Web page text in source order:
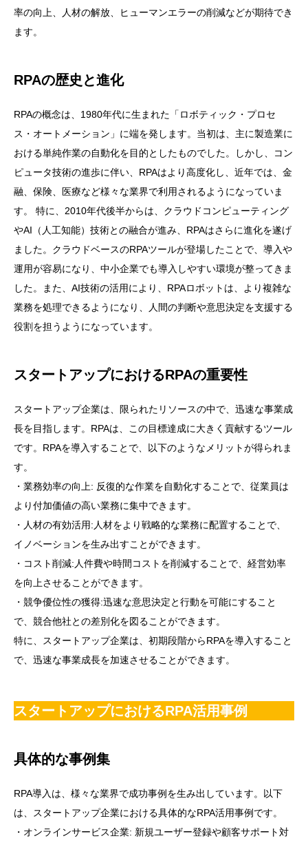
率の向上、人材の解放、ヒューマンエラーの削減などが期待でき
ます。
RPAの歴史と進化
RPAの概念は、1980年代に生まれた「ロボティック・プロセ
ス・オートメーション」に端を発します。当初は、主に製造業に
おける単純作業の自動化を目的としたものでした。しかし、コン
ピュータ技術の進歩に伴い、RPAはより高度化し、近年では、金
融、保険、医療など様々な業界で利用されるようになっていま
す。 特に、2010年代後半からは、クラウドコンピューティング
やAI（人工知能）技術との融合が進み、RPAはさらに進化を遂げ
ました。クラウドベースのRPAツールが登場したことで、導入や
運用が容易になり、中小企業でも導入しやすい環境が整ってきま
した。また、AI技術の活用により、RPAロボットは、より複雑な
業務を処理できるようになり、人間の判断や意思決定を支援する
役割を担うようになっています。
スタートアップにおけるRPAの重要性
スタートアップ企業は、限られたリソースの中で、迅速な事業成
長を目指します。RPAは、この目標達成に大きく貢献するツール
です。RPAを導入することで、以下のようなメリットが得られま
す。
・業務効率の向上: 反復的な作業を自動化することで、従業員は
より付加価値の高い業務に集中できます。
・人材の有効活用:人材をより戦略的な業務に配置することで、
イノベーションを生み出すことができます。
・コスト削減:人件費や時間コストを削減することで、経営効率
を向上させることができます。
・競争優位性の獲得:迅速な意思決定と行動を可能にすること
で、競合他社との差別化を図ることができます。
特に、スタートアップ企業は、初期段階からRPAを導入すること
で、迅速な事業成長を加速させることができます。
スタートアップにおけるRPA活用事例
具体的な事例集
RPA導入は、様々な業界で成功事例を生み出しています。以下
は、スタートアップ企業における具体的なRPA活用事例です。
・オンラインサービス企業: 新規ユーザー登録や顧客サポート対